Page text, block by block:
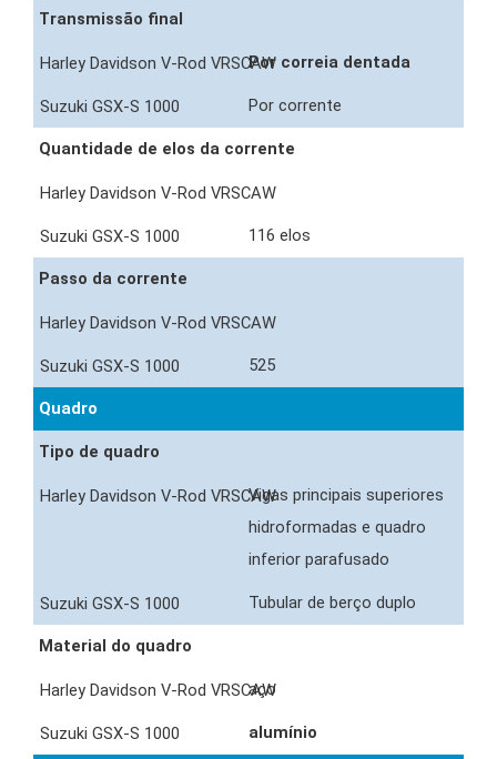
Transmissão final
Por correia dentada
Por corrente
Quantidade de elos da corrente
116 elos
Passo da corrente
525
Quadro
Tipo de quadro
Vigas principais superiores
hidroformadas e quadro
inferior parafusado
Tubular de berço duplo
Material do quadro
aço
alumínio